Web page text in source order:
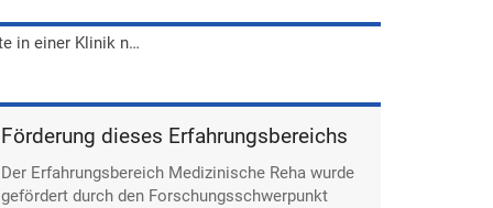
Katharina Maulwurf erlebte in einer Klinik nächtliche Bade-Partys und selbstorganisierte Konzerte von Mitpatienten.
Förderung dieses Erfahrungsbereichs
Der Erfahrungsbereich Medizinische Reha wurde
gefördert durch den Forschungsschwerpunkt